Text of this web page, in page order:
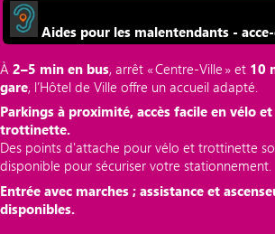
Aides pour les malentendants -
À2–5 min en bus, arrêt « Centre‑Ville » et 10
gare, l’Hôtel de Ville offre un accueil adapté.
Parkings à proximité, accès facile en vélo et
trottinette.
Des points d'attache pour vélo et trottinette
disponible pour sécuriser votre stationnement.
Entrée avec marches ; assistance et
disponibles.